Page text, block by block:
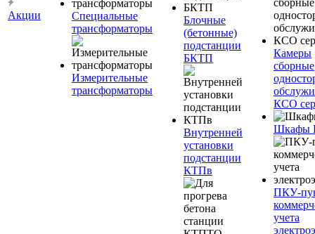
Акции
Специальные
трансформаторы
Измерительные
трансформаторы
Блочные
(бетонные)
подстанции
БКТП
Внутренней
установки
подстанции
КТПв
Камеры
сборные
КСО
Шкафы
ПКУ-
учета